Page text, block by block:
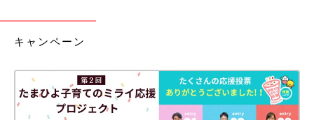
キャンペーン